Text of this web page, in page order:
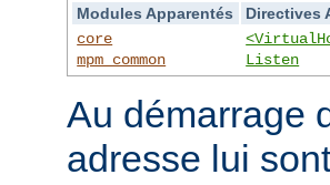
Modules Apparentés
Directives
core
mpm_common
Listen
Au démarrage
adresse lui